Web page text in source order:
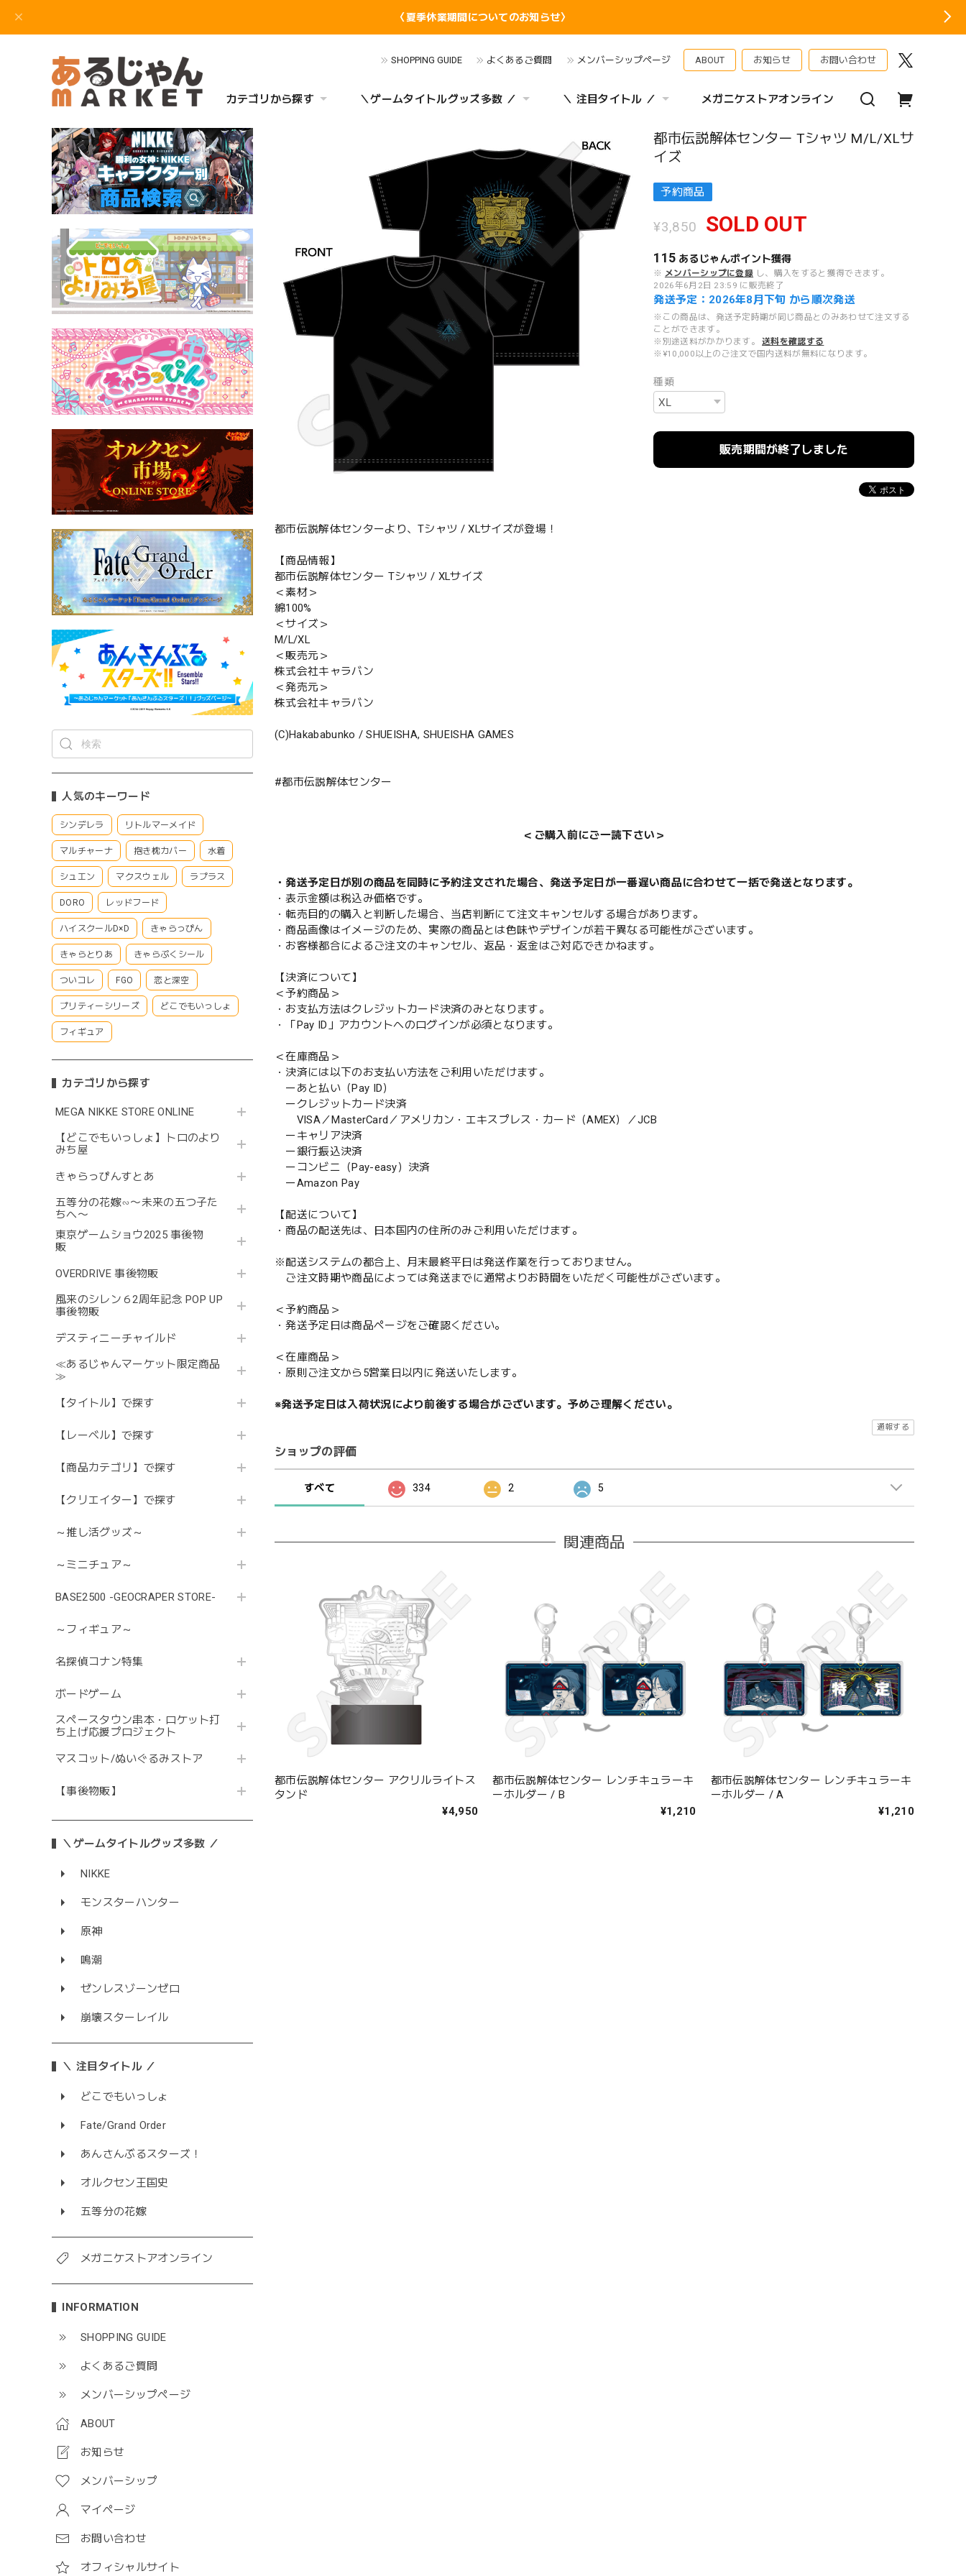
〈夏季休業期間についてのお知らせ〉
SHOPPING GUIDE よくあるご質問 メンバーシップページ ABOUT お知らせ お問い合わせ
カテゴリから探す ＼ゲームタイトルグッズ多数 ／ ＼ 注目タイトル ／ メガニケストアオンライン
人気のキーワード
シンデレラ リトルマーメイド
マルチャーナ 抱き枕カバー 水着
シュエン マクスウェル ラプラス
DORO レッドフード
ハイスクールD×D きゃらっぴん
きゃらとりあ きゃらぷくシール
ついコレ FGO 恋と深空
プリティーシリーズ どこでもいっしょ
フィギュア
カテゴリから探す
MEGA NIKKE STORE ONLINE
【どこでもいっしょ】トロのより
みち屋
きゃらっぴんすとあ
五等分の花嫁∽〜未来の五つ子た
ちへ〜
東京ゲームショウ2025 事後物
販
OVERDRIVE 事後物販
風来のシレン６2周年記念 POP UP
事後物販
デスティニーチャイルド
≪あるじゃんマーケット限定商品
≫
【タイトル】で探す
【レーベル】で探す
【商品カテゴリ】で探す
【クリエイター】で探す
～推し活グッズ～
～ミニチュア～
BASE2500 -GEOCRAPER STORE-
～フィギュア～
名探偵コナン特集
ボードゲーム
スペースタウン串本・ロケット打
ち上げ応援プロジェクト
マスコット/ぬいぐるみストア
【事後物販】
＼ゲームタイトルグッズ多数 ／
NIKKE
モンスターハンター
原神
鳴潮
ゼンレスゾーンゼロ
崩壊スターレイル
＼ 注目タイトル ／
どこでもいっしょ
Fate/Grand Order
あんさんぶるスターズ！
オルクセン王国史
五等分の花嫁
メガニケストアオンライン
INFORMATION
SHOPPING GUIDE
よくあるご質問
メンバーシップページ
ABOUT
お知らせ
メンバーシップ
マイページ
お問い合わせ
オフィシャルサイト
都市伝説解体センター Tシャツ M/L/XLサ
イズ
予約商品
¥3,850 SOLD OUT
115 あるじゃんポイント獲得
※ メンバーシップに登録 し、購入をすると獲得できます。
2026年6月2日 23:59 に販売終了
発送予定：2026年8月下旬 から順次発送
※この商品は、発送予定時期が同じ商品とのみあわせて注文する
ことができます。
※別途送料がかかります。
送料を確認する
※¥10,000以上のご注文で国内送料が無料になります。
種類
販売期間が終了しました
都市伝説解体センターより、Tシャツ / XLサイズが登場！
【商品情報】
都市伝説解体センター Tシャツ / XLサイズ
＜素材＞
綿100%
＜サイズ＞
M/L/XL
＜販売元＞
株式会社キャラバン
＜発売元＞
株式会社キャラバン
(C)Hakababunko / SHUEISHA, SHUEISHA GAMES
#都市伝説解体センター
＜ご購入前にご一読下さい＞
・発送予定日が別の商品を同時に予約注文された場合、発送予定日が一番遅い商品に合わせて一括で発送となります。
・表示金額は税込み価格です。
・転売目的の購入と判断した場合、当店判断にて注文キャンセルする場合があります。
・商品画像はイメージのため、実際の商品とは色味やデザインが若干異なる可能性がございます。
・お客様都合によるご注文のキャンセル、返品・返金はご対応できかねます。
【決済について】
＜予約商品＞
・お支払方法はクレジットカード決済のみとなります。
・「Pay ID」アカウントへのログインが必須となります。
＜在庫商品＞
・決済には以下のお支払い方法をご利用いただけます。
ーあと払い（Pay ID）
ークレジットカード決済
VISA／MasterCard／アメリカン・エキスプレス・カード（AMEX）／JCB
ーキャリア決済
ー銀行振込決済
ーコンビニ（Pay-easy）決済
ーAmazon Pay
【配送について】
・商品の配送先は、日本国内の住所のみご利用いただけます。
※配送システムの都合上、月末最終平日は発送作業を行っておりません。
ご注文時期や商品によっては発送までに通常よりお時間をいただく可能性がございます。
＜予約商品＞
・発送予定日は商品ページをご確認ください。
＜在庫商品＞
・原則ご注文から5営業日以内に発送いたします。
※発送予定日は入荷状況により前後する場合がございます。予めご理解ください。
通報する
ショップの評価
すべて 334 2 5
関連商品
都市伝説解体センター アクリルライトス
タンド
¥4,950
都市伝説解体センター レンチキュラーキ
ーホルダー / B
¥1,210
都市伝説解体センター レンチキュラーキ
ーホルダー / A
¥1,210